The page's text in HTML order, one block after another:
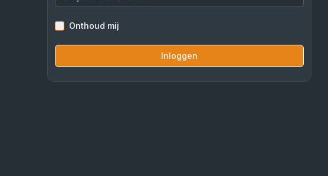
Onthoud mij
Inloggen